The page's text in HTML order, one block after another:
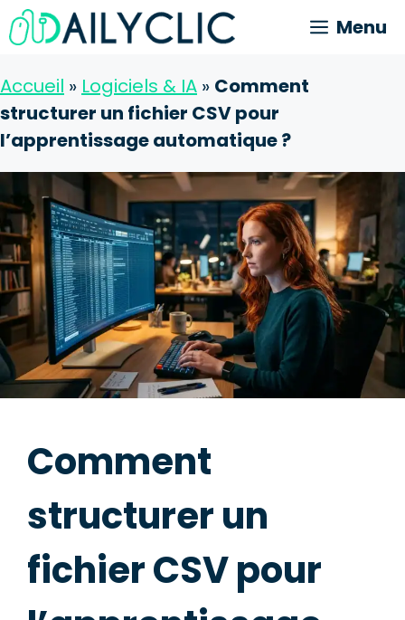
Aller
au
Menu
Accueil » Logiciels & IA » Comment
structurer un fichier CSV pour
l’apprentissage automatique ?
Comment
structurer un
fichier CSV pour